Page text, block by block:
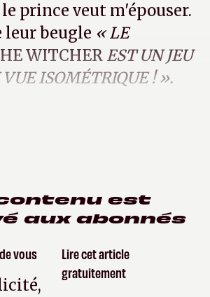
prince veut m'épouser.
leur beugle « LE
WITCHER EST UN JEU
ISOMÉTRIQUE ! ».
est
aux abonnés
vous
Lire cet article
gratuitement